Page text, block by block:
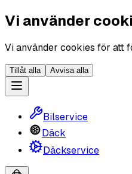
Vi använder
Vi använder cookies för att
Tillåt alla Avvisa alla
Bilservice
Däck
Däckservice